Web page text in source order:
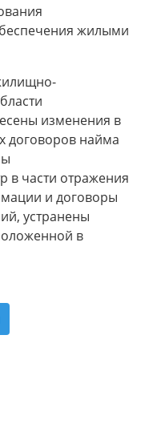
жилыми
изменения в
договоров найма
в части отражения
и договоры
устранены
в